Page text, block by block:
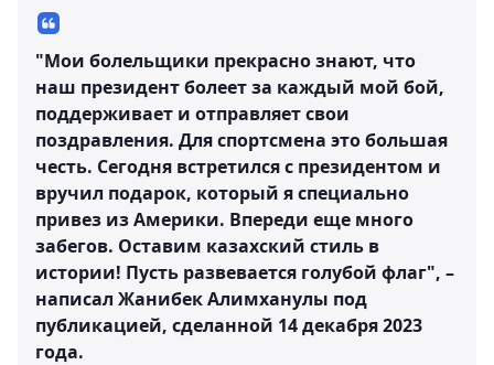
"Мои болельщики прекрасно знают, что
наш президент болеет за каждый мой бой,
поддерживает и отправляет свои
поздравления. Для спортсмена это большая
честь. Сегодня встретился с президентом и
вручил подарок, который я специально
привез из Америки. Впереди еще много
забегов. Оставим казахский стиль в
истории! Пусть развевается голубой флаг", –
написал Жанибек Алимханулы под
публикацией, сделанной 14 декабря 2023
года.